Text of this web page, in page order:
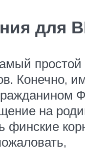
для
простой
Конечно,
на
финские